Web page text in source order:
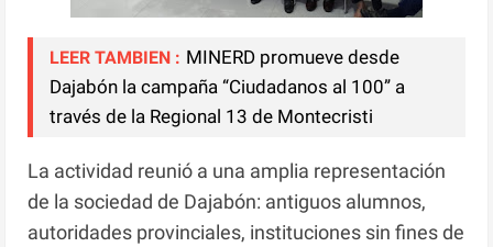
LEER TAMBIEN : MINERD promueve desde
Dajabón la campaña “Ciudadanos al 100” a
través de la Regional 13 de Montecristi
La actividad reunió a una amplia representación
de la sociedad de Dajabón: antiguos alumnos,
autoridades provinciales, instituciones sin fines de